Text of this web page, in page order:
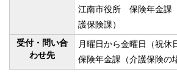
江南市役所 保険年金課
護保険課）
受付・問い合
わせ先
月曜日から金曜日（祝休
保険年金課（介護保険